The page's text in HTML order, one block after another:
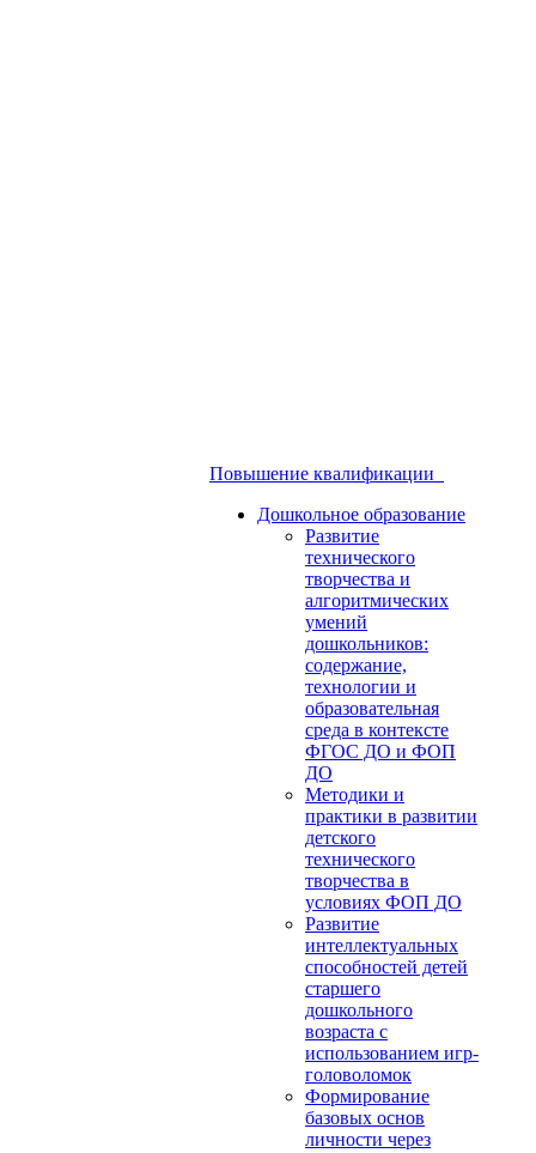
Повышение квалификации
Дошкольное образование
Развитие
технического
творчества и
алгоритмических
умений
дошкольников:
содержание,
технологии и
образовательная
среда в контексте
ФГОС ДО и ФОП
ДО
Методики и
практики в развитии
детского
технического
творчества в
условиях ФОП ДО
Развитие
интеллектуальных
способностей детей
старшего
дошкольного
возраста с
использованием игр-
головоломок
Формирование
базовых основ
личности через